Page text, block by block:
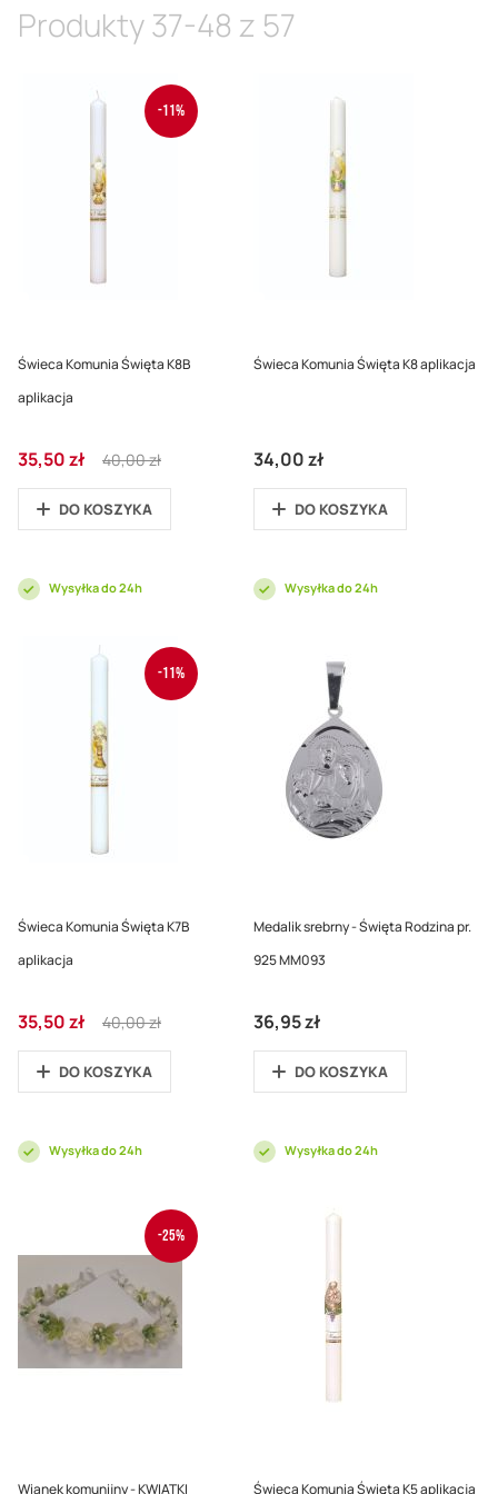
Produkty37-48 z 57
-11%
Świeca Komunia Święta K8B
aplikacja
Cena
promocyjna
35,50 zł
Regular
Price
40,00 zł
DO KOSZYKA
Wysyłka do 24h
Świeca Komunia Święta K8 aplikacja
34,00 zł
DO KOSZYKA
Wysyłka do 24h
-11%
Świeca Komunia Święta K7B
aplikacja
Cena
promocyjna
35,50 zł
Regular
Price
40,00 zł
DO KOSZYKA
Wysyłka do 24h
Medalik srebrny - Święta Rodzina pr.
925 MM093
36,95 zł
DO KOSZYKA
Wysyłka do 24h
-25%
Wianek komunijny - KWIATKI Świeca Komunia Święta K5 aplikacja